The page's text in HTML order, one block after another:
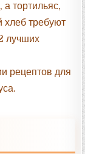
а тортильяс,
хлеб требуют
лучших
рецептов для